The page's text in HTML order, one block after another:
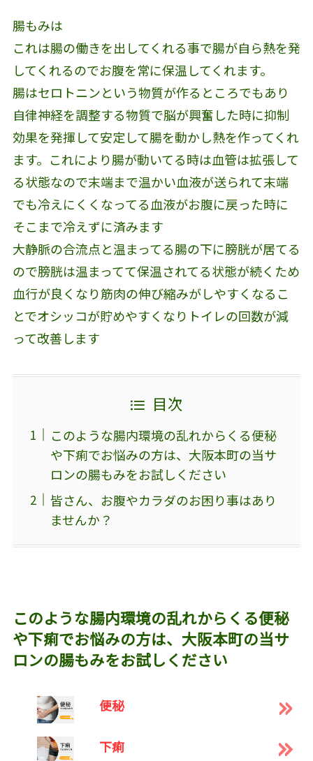
腸もみは
これは腸の働きを出してくれる事で腸が自ら熱を発
してくれるのでお腹を常に保温してくれます。
腸はセロトニンという物質が作るところでもあり
自律神経を調整する物質で脳が興奮した時に抑制
効果を発揮して安定して腸を動かし熱を作ってくれ
ます。これにより腸が動いてる時は血管は拡張して
る状態なので末端まで温かい血液が送られて末端
でも冷えにくくなってる血液がお腹に戻った時に
そこまで冷えずに済みます
大静脈の合流点と温まってる腸の下に膀胱が居てる
ので膀胱は温まってて保温されてる状態が続くため
血行が良くなり筋肉の伸び縮みがしやすくなるこ
とでオシッコが貯めやすくなりトイレの回数が減
って改善します
目次
このような腸内環境の乱れからくる便秘
や下痢でお悩みの方は、大阪本町の当サ
ロンの腸もみをお試しください
皆さん、お腹やカラダのお困り事はあり
ませんか？
このような腸内環境の乱れからくる便秘
や下痢でお悩みの方は、大阪本町の当サ
ロンの腸もみをお試しください
便秘
下痢